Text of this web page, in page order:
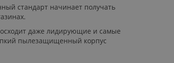
стандарт начинает получать
даже лидирующие и самые
пылезащищенный корпус